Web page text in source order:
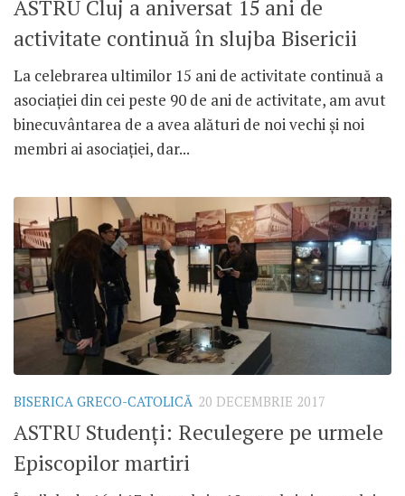
ASTRU Cluj a aniversat 15 ani de
activitate continuă în slujba Bisericii
La celebrarea ultimilor 15 ani de activitate continuă a
asociației din cei peste 90 de ani de activitate, am avut
binecuvântarea de a avea alături de noi vechi și noi
membri ai asociației, dar...
BISERICA GRECO-CATOLICĂ 20 DECEMBRIE 2017
ASTRU Studenți: Reculegere pe urmele
Episcopilor martiri